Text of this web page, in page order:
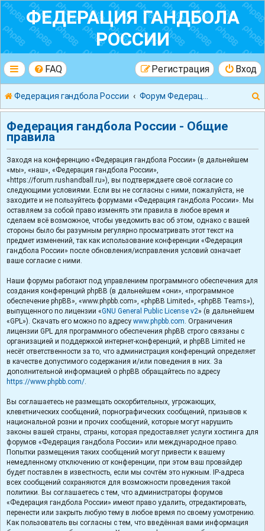
ФЕДЕРАЦИЯ ГАНДБОЛА
РОССИИ
FAQ Вход
Регистрация
Федерация гандбола России
Федерация гандбола России - Общие
правила
Заходя на конференцию «Федерация гандбола России» (в дальнейшем
«мы», «наш», «Федерация гандбола России»,
«https://forum.rushandball.ru»), вы подтверждаете своё согласие со
следующими условиями. Если вы не согласны с ними, пожалуйста, не
заходите и не пользуйтесь форумами «Федерация гандбола России». Мы
оставляем за собой право изменять эти правила в любое время и
сделаем всё возможное, чтобы уведомить вас об этом, однако с вашей
стороны было бы разумным регулярно просматривать этот текст на
предмет изменений, так как использование конференции «Федерация
гандбола России» после обновления/исправления условий означает
ваше согласие с ними.
Наши форумы работают под управлением программного обеспечения для
создания конференций phpBB (в дальнейшем «они», «программное
обеспечение phpBB», «www.phpbb.com», «phpBB Limited», «phpBB Teams»),
выпущенного по лицензии «GNU General Public License v2» (в дальнейшем
«GPL»). Скачать его можно по адресу www.phpbb.com. Ограничения
лицензии GPL для программного обеспечения phpBB строго связаны с
организацией и поддержкой интернет-конференций, и phpBB Limited не
несёт ответственности за то, что администрация конференций определяет
в качестве допустимого содержания и/или поведения в них. За
дополнительной информацией о phpBB обращайтесь по адресу
https://www.phpbb.com/.
Вы соглашаетесь не размещать оскорбительных, угрожающих,
клеветнических сообщений, порнографических сообщений, призывов к
национальной розни и прочих сообщений, которые могут нарушить
законы вашей страны, страны, которая предоставляет услуги хостинга для
форумов «Федерация гандбола России» или международное право.
Попытки размещения таких сообщений могут привести к вашему
немедленному отключению от конференции, при этом ваш провайдер
будет поставлен в известность, если мы сочтём это нужным. IP-адреса
всех сообщений сохраняются для возможности проведения такой
политики. Вы соглашаетесь с тем, что администраторы форумов
«Федерация гандбола России» имеют право удалить, отредактировать,
перенести или закрыть любую тему в любое время по своему усмотрению.
Как пользователь вы согласны с тем, что введённая вами информация